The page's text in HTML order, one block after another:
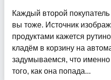
Каждый второй
вы тоже. Источник
продуктами кажется
кладём в корзину на
задумываемся, что
того, как она попада...